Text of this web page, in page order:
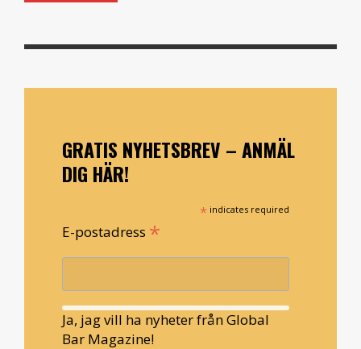
GRATIS NYHETSBREV – ANMÄL
DIG HÄR!
* indicates required
E-postadress *
Ja, jag vill ha nyheter från Global
Bar Magazine!